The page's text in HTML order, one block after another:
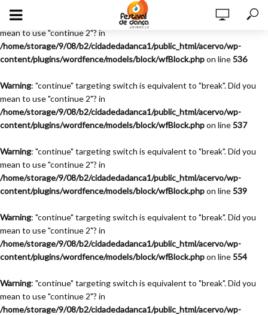
Warning
: "continue" targeting switch is equivalent to "break". Did you
mean to use "continue 2"? in
/home/storage/9/08/b2/cidadedadanca1/public_html/acervo/wp-
content/plugins/wordfence/models/block/wfBlock.phpon line536
Warning: "continue" targeting switch is equivalent to "break". Did you
mean to use "continue 2"? in
/home/storage/9/08/b2/cidadedadanca1/public_html/acervo/wp-
content/plugins/wordfence/models/block/wfBlock.phpon line537
Warning: "continue" targeting switch is equivalent to "break". Did you
mean to use "continue 2"? in
/home/storage/9/08/b2/cidadedadanca1/public_html/acervo/wp-
content/plugins/wordfence/models/block/wfBlock.phpon line539
Warning: "continue" targeting switch is equivalent to "break". Did you
mean to use "continue 2"? in
/home/storage/9/08/b2/cidadedadanca1/public_html/acervo/wp-
content/plugins/wordfence/models/block/wfBlock.phpon line554
Warning: "continue" targeting switch is equivalent to "break". Did you
mean to use "continue 2"? in
/home/storage/9/08/b2/cidadedadanca1/public_html/acervo/wp-